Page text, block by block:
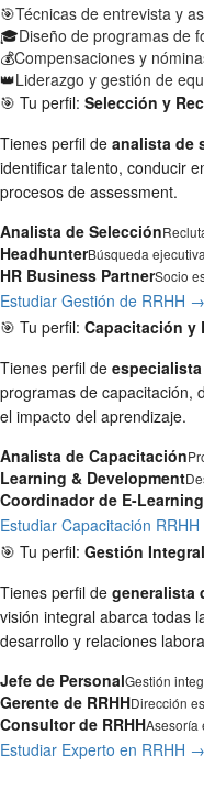
🎯Técnicas de entrevista y
🎓Diseño de programas de
💰Compensaciones y
👑Liderazgo y gestión de
🎯 Tu perfil: Selección y
Tienes perfil de analista de
identificar talento, conducir
procesos de assessment.
Analista de Selección
HeadhunterBúsqueda ejecutiva
HR Business PartnerSocio
Estudiar Gestión de RRHH →
🎯 Tu perfil: Capacitación y
Tienes perfil de
programas de capacitación,
el impacto del aprendizaje.
Analista de Capacitación
Learning & Development
Coordinador de E-Learning
Estudiar Capacitación
🎯 Tu perfil: Gestión
Tienes perfil de generalista
visión integral abarca todas
desarrollo y relaciones
Jefe de PersonalGestión
Gerente de RRHHDirección
Consultor de RRHHAsesoría
Estudiar Experto en RRHH →